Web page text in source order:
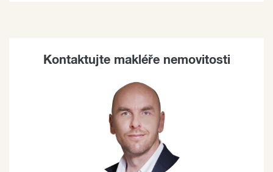
Kontaktujte makléře nemovitosti